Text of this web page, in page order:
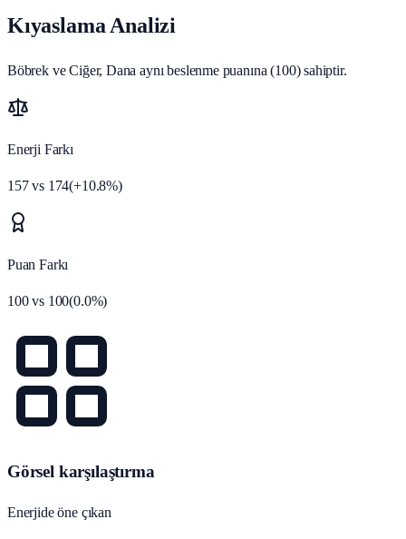
Kıyaslama Analizi
Böbrek ve Ciğer, Dana aynı beslenme puanına (100) sahiptir.
Enerji Farkı
157vs 174(+10.8%)
Puan Farkı
100vs 100(0.0%)
Görsel karşılaştırma
Enerjide öne çıkan